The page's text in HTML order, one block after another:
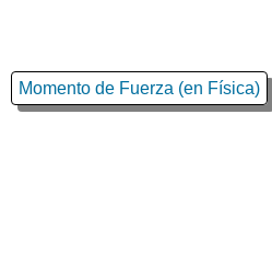
Momento de Fuerza (en Física)